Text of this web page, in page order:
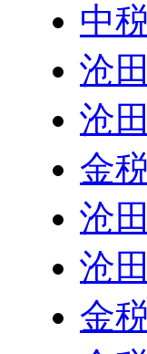
中
沧
沧
金
沧
沧
金